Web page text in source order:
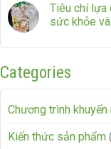
Tiêu chí lựa
sức khỏe
Categories
Chương trình khuyến
Kiến thức sản phẩm